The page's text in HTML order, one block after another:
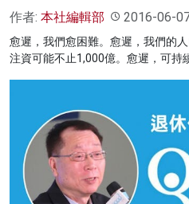
作者: 本社編輯部 2016-06-
愈遲，我們愈困難。愈遲，我們的
注資可能不止1,000億。愈遲，可持